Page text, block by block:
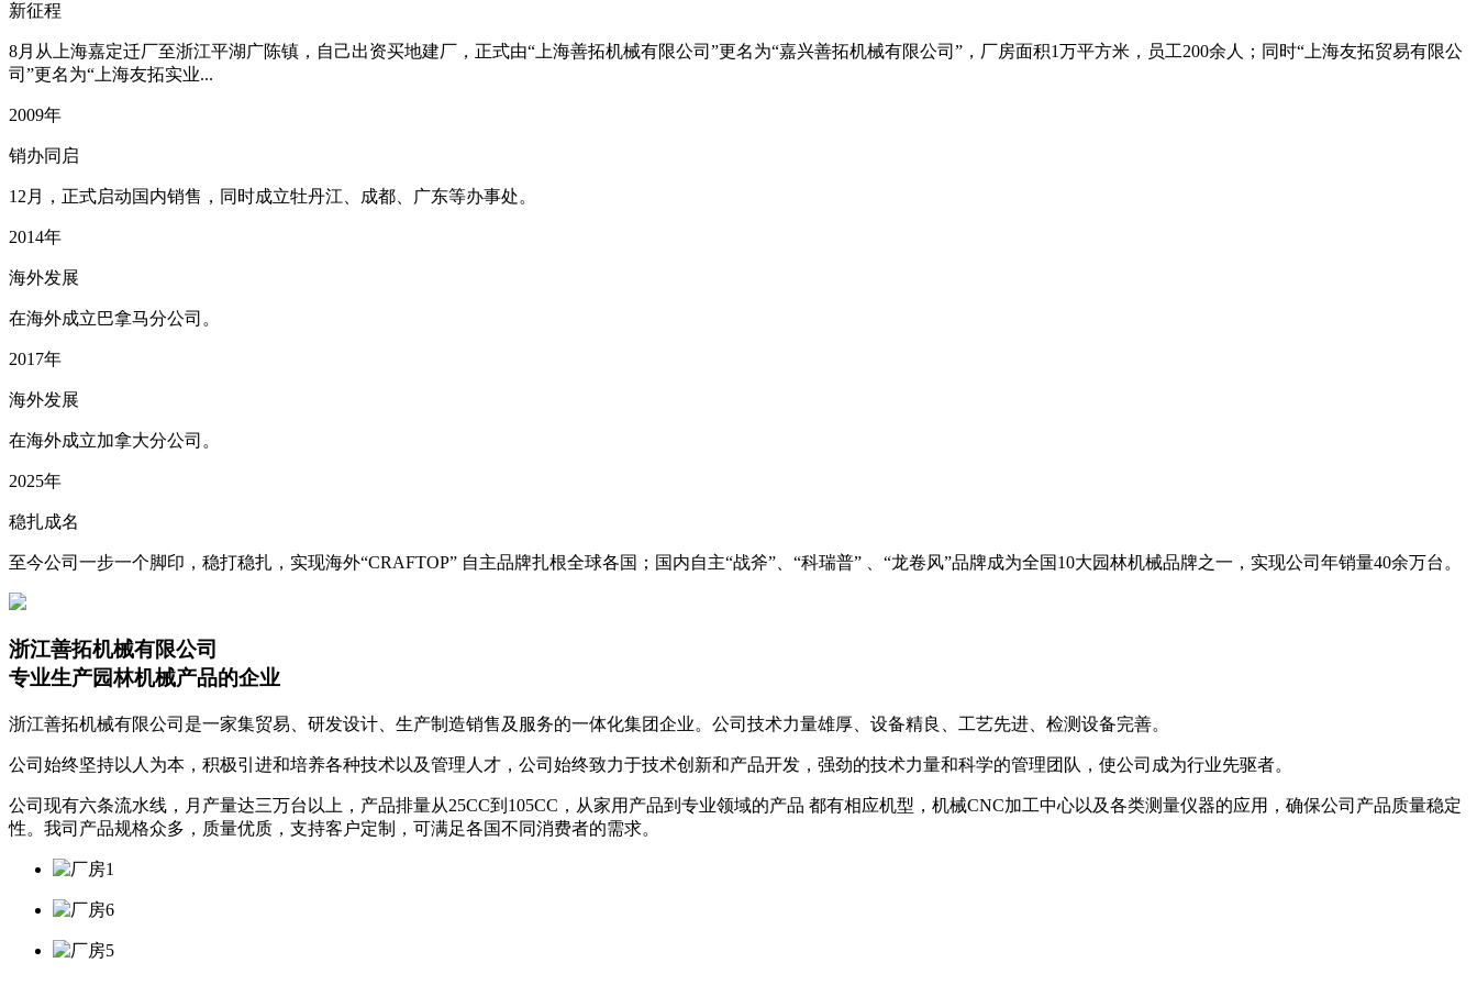
新征程
8月从上海嘉定迁厂至浙江平湖广陈镇，自己出资买地建厂，正式由“上海善拓机械有限公司”更名为“嘉兴善拓机械有限公司”，厂房面积1万平方米，员工200余人；同时“上海友拓贸易有限公
司”更名为“上海友拓实业...
2009年
销办同启
12月，正式启动国内销售，同时成立牡丹江、成都、广东等办事处。
2014年
海外发展
在海外成立巴拿马分公司。
2017年
海外发展
在海外成立加拿大分公司。
2025年
稳扎成名
至今公司一步一个脚印，稳打稳扎，实现海外“CRAFTOP” 自主品牌扎根全球各国；国内自主“战斧”、“科瑞普” 、“龙卷风”品牌成为全国10大园林机械品牌之一，实现公司年销量40余万台。
浙江善拓机械有限公司
专业生产园林机械产品的企业
浙江善拓机械有限公司是一家集贸易、研发设计、生产制造销售及服务的一体化集团企业。公司技术力量雄厚、设备精良、工艺先进、检测设备完善。
公司始终坚持以人为本，积极引进和培养各种技术以及管理人才，公司始终致力于技术创新和产品开发，强劲的技术力量和科学的管理团队，使公司成为行业先驱者。
公司现有六条流水线，月产量达三万台以上，产品排量从25CC到105CC，从家用产品到专业领域的产品 都有相应机型，机械CNC加工中心以及各类测量仪器的应用，确保公司产品质量稳定
性。我司产品规格众多，质量优质，支持客户定制，可满足各国不同消费者的需求。